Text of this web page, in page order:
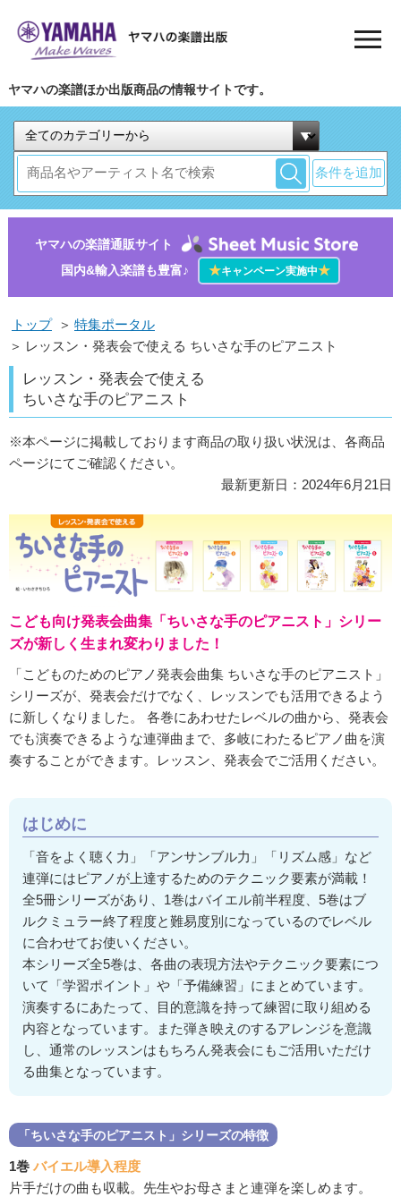
ヤマハの楽譜ほか出版商品の情報サイトです。
条件を追加
ヤマハの楽譜通販サイト
国内&輸入楽譜も豊富♪
★キャンペーン実施中★
トップ ＞ 特集ポータル
＞ レッスン・発表会で使える ちいさな手のピアニスト
レッスン・発表会で使える
ちいさな手のピアニスト
※本ページに掲載しております商品の取り扱い状況は、各商品
ページにてご確認ください。
最新更新日：2024年6月21日
こども向け発表会曲集「ちいさな手のピアニスト」シリー
ズが新しく生まれ変わりました！
「こどものためのピアノ発表会曲集 ちいさな手のピアニスト」
シリーズが、発表会だけでなく、レッスンでも活用できるよう
に新しくなりました。 各巻にあわせたレベルの曲から、発表会
でも演奏できるような連弾曲まで、多岐にわたるピアノ曲を演
奏することができます。レッスン、発表会でご活用ください。
はじめに
「音をよく聴く力」「アンサンブル力」「リズム感」など
連弾にはピアノが上達するためのテクニック要素が満載！
全5冊シリーズがあり、1巻はバイエル前半程度、5巻はブ
ルクミュラー終了程度と難易度別になっているのでレベル
に合わせてお使いください。
本シリーズ全5巻は、各曲の表現方法やテクニック要素につ
いて「学習ポイント」や「予備練習」にまとめています。
演奏するにあたって、目的意識を持って練習に取り組める
内容となっています。また弾き映えのするアレンジを意識
し、通常のレッスンはもちろん発表会にもご活用いただけ
る曲集となっています。
「ちいさな手のピアニスト」シリーズの特徴
1巻 バイエル導入程度
片手だけの曲も収載。先生やお母さまと連弾を楽しめます。